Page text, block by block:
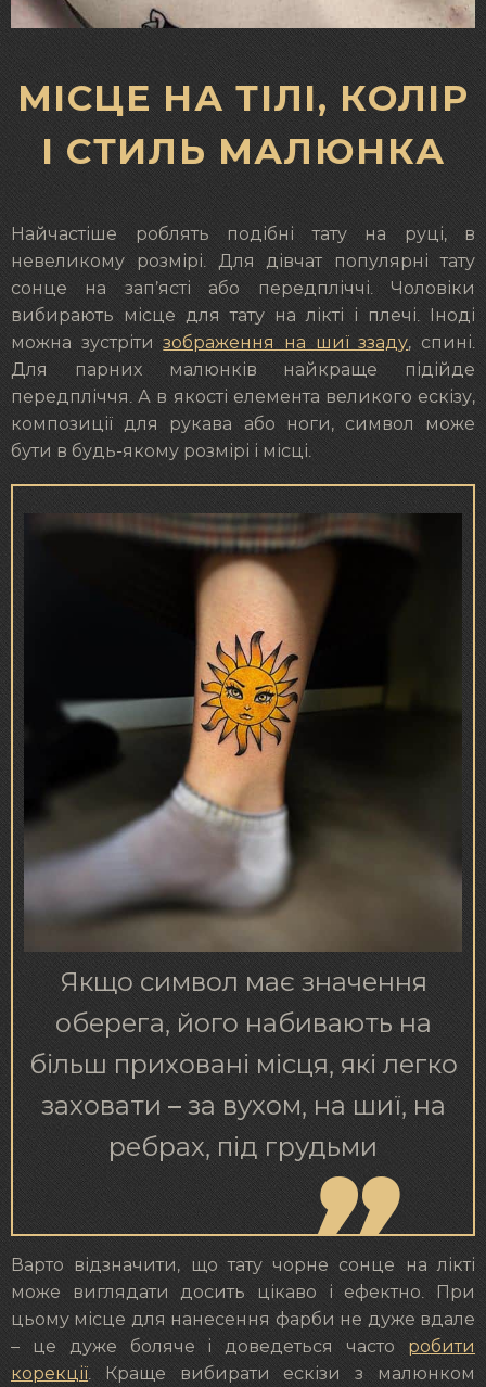
МІСЦЕ НА ТІЛІ, КОЛІР
І СТИЛЬ МАЛЮНКА
Найчастіше роблять подібні тату на руці, в
невеликому розмірі. Для дівчат популярні тату
сонце на зап’ясті або передпліччі. Чоловіки
вибирають місце для тату на лікті і плечі. Іноді
можна зустрітизображення на шиї ззаду, спині.
Для парних малюнків найкраще підійде
передпліччя. А в якості елемента великого ескізу,
композиції для рукава або ноги, символ може
бути в будь-якому розмірі і місці.
Якщо символ має значення
оберега, його набивають на
більш приховані місця, які легко
заховати – за вухом, на шиї, на
ребрах, під грудьми
Варто відзначити, що тату чорне сонце на лікті
може виглядати досить цікаво і ефектно. При
цьому місце для нанесення фарби не дуже вдале
– це дуже боляче і доведеться часто робити
корекції . Краще вибирати ескізи з малюнком